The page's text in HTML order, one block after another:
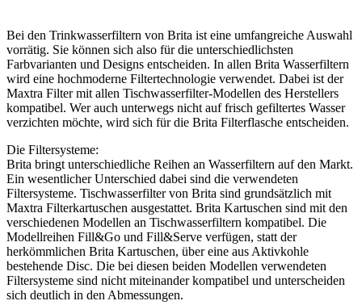
Bei den Trinkwasserfiltern von Brita ist eine umfangreiche Auswahl
vorrätig. Sie können sich also für die unterschiedlichsten
Farbvarianten und Designs entscheiden. In allen Brita Wasserfiltern
wird eine hochmoderne Filtertechnologie verwendet. Dabei ist der
Maxtra Filter mit allen Tischwasserfilter-Modellen des Herstellers
kompatibel. Wer auch unterwegs nicht auf frisch gefiltertes Wasser
verzichten möchte, wird sich für die Brita Filterflasche entscheiden.
Die Filtersysteme:
Brita bringt unterschiedliche Reihen an Wasserfiltern auf den Markt.
Ein wesentlicher Unterschied dabei sind die verwendeten
Filtersysteme. Tischwasserfilter von Brita sind grundsätzlich mit
Maxtra Filterkartuschen ausgestattet. Brita Kartuschen sind mit den
verschiedenen Modellen an Tischwasserfiltern kompatibel. Die
Modellreihen Fill&Go und Fill&Serve verfügen, statt der
herkömmlichen Brita Kartuschen, über eine aus Aktivkohle
bestehende Disc. Die bei diesen beiden Modellen verwendeten
Filtersysteme sind nicht miteinander kompatibel und unterscheiden
sich deutlich in den Abmessungen.